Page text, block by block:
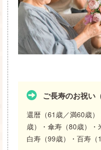
ご長寿のお祝い
還暦（61歳／満60歳
歳）・傘寿（80歳）・
白寿（99歳）・百寿